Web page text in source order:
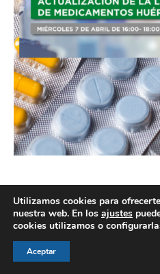
© AEGH - Todos los
Aviso legal
Utilizamos cookies para
nuestra web. En los ajustes
cookies utilizamos o
Aceptar